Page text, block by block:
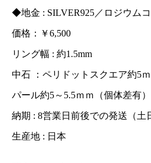
◆地金 : SILVER925／ロジウム
価格：￥6,500
リング幅 : 約1.5mm
中石 ：ペリドットスクエア約5
パール約5～5.5ｍｍ（個体差有）
納期 : 8営業日前後での発送（土
生産地 : 日本